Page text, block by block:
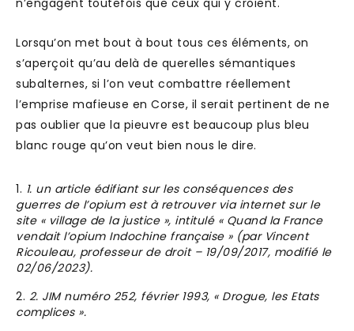
Lorsqu’on met bout à bout tous ces éléments, on
s’aperçoit qu’au delà de querelles sémantiques
subalternes, si l’on veut combattre réellement
l’emprise mafieuse en Corse, il serait pertinent de ne
pas oublier que la pieuvre est beaucoup plus bleu
blanc rouge qu’on veut bien nous le dire.
1. un article édifiant sur les conséquences des
guerres de l’opium est à retrouver via internet sur le
site « village de la justice », intitulé « Quand la France
vendait l’opium Indochine française » (par Vincent
Ricouleau, professeur de droit – 19/09/2017, modifié le
02/06/2023).
2. JIM numéro 252, février 1993, « Drogue, les Etats
complices ».